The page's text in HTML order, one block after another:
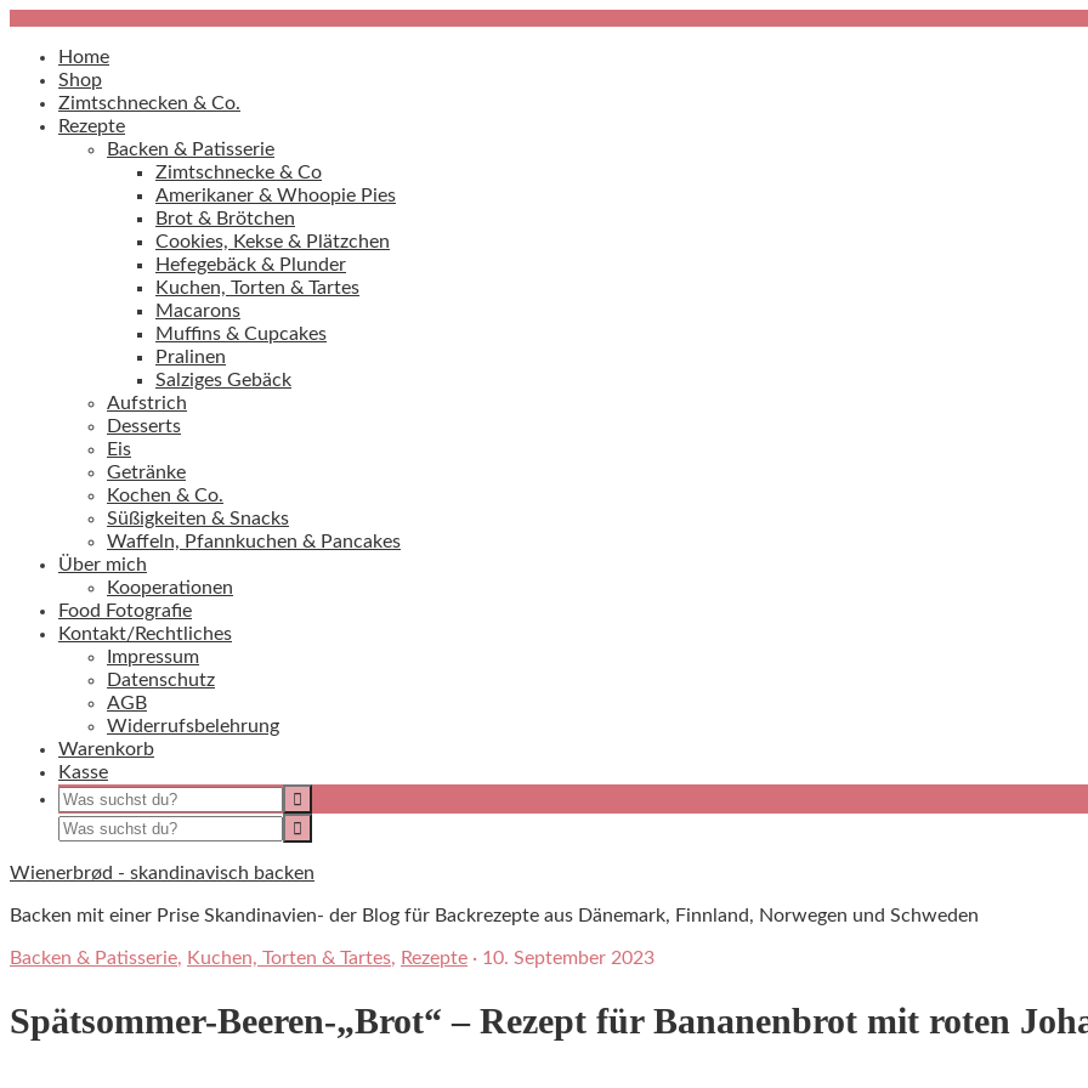
Home
Shop
Zimtschnecken & Co.
Rezepte
Backen & Patisserie
Zimtschnecke & Co
Amerikaner & Whoopie Pies
Brot & Brötchen
Cookies, Kekse & Plätzchen
Hefegebäck & Plunder
Kuchen, Torten & Tartes
Macarons
Muffins & Cupcakes
Pralinen
Salziges Gebäck
Aufstrich
Desserts
Eis
Getränke
Kochen & Co.
Süßigkeiten & Snacks
Waffeln, Pfannkuchen & Pancakes
Über mich
Kooperationen
Food Fotografie
Kontakt/Rechtliches
Impressum
Datenschutz
AGB
Widerrufsbelehrung
Warenkorb
Kasse
Wienerbrød - skandinavisch backen
Backen mit einer Prise Skandinavien- der Blog für Backrezepte aus Dänemark, Finnland, Norwegen und Schweden
Backen & Patisserie, Kuchen, Torten & Tartes, Rezepte · 10. September 2023
Spätsommer-Beeren-„Brot“ – Rezept für Bananenbrot mit roten